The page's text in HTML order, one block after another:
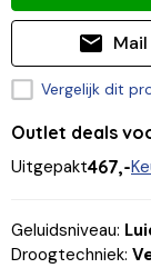
Vergelijk dit
Outlet deals
Uitgepakt467,-
Geluidsniveau:
Droogtechniek: